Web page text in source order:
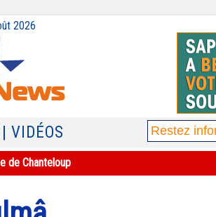
2026
| VIDÉOS
de Chanteloup